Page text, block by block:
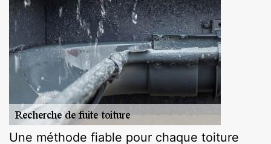
Une méthode fiable pour chaque toiture